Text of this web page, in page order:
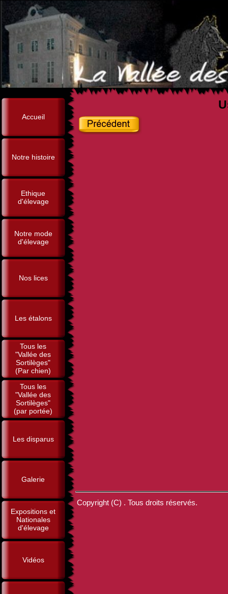
Accueil
Notre histoire
Ethique
d'élevage
Notre mode
d'élevage
Nos lices
Les étalons
Tous les
"Vallée des
Sortilèges"
(Par chien)
Tous les
"Vallée des
Sortilèges"
(par portée)
Les disparus
Galerie
Expositions et
Nationales
d'élevage
Vidéos
Copyright (C) . Tous droits réservés.